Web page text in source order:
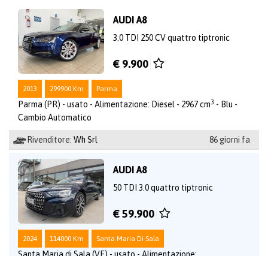
AUDI A8
3.0 TDI 250 CV quattro tiptronic
€ 9.900
2013 299900 Km Parma
Parma (PR) - usato - Alimentazione: Diesel - 2967 cm3 - Blu -
Cambio Automatico
Rivenditore: Wh Srl 86 giorni fa
AUDI A8
50 TDI 3.0 quattro tiptronic
€ 59.900
2024 114000 Km Santa Maria Di Sala